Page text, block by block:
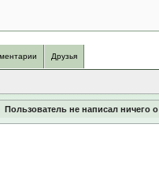
Друзья
Пользователь не написал ничего